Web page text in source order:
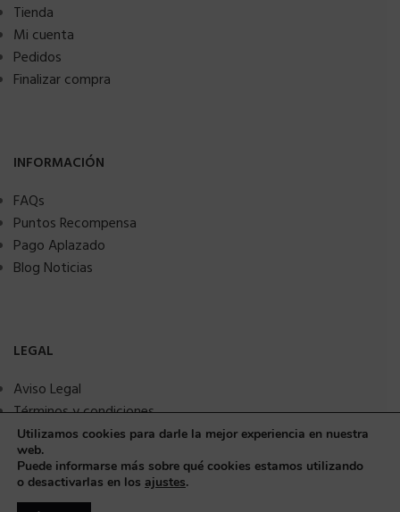
Tienda
Mi cuenta
Pedidos
Finalizar compra
INFORMACIÓN
FAQs
Puntos Recompensa
Pago Aplazado
Blog Noticias
LEGAL
Aviso Legal
Términos y condiciones
Política de privacidad
Política de Cookies
Seguridad y protección a compradores
Utilizamos cookies para darle la mejor experiencia en nuestra
web.
Puede informarse más sobre qué cookies estamos utilizando
o desactivarlas en los ajustes.